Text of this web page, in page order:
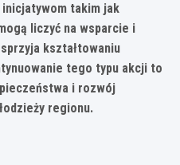
takim jak
liczyć na wsparcie i
kształtowaniu
tego typu akcji to
i rozwój
regionu.